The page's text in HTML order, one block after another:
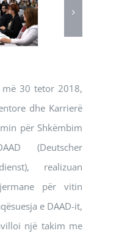
më 30 tetor 2018,
dhe Karrierë
për Shkëmbim
(Deutscher
realizuan
për vitin
e DAAD-it,
një takim me